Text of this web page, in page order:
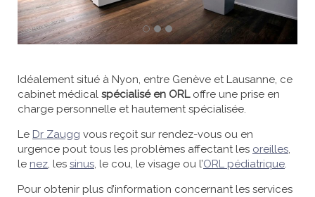
Idéalement situé à Nyon, entre Genève et Lausanne, ce
cabinet médical spécialisé en ORLoffre une prise en
charge personnelle et hautement spécialisée.
Le Dr Zaugg vous reçoit sur rendez-vous ou en
urgence pout tous les problèmes affectant les oreilles,
le nez, les sinus, le cou, le visage ou l’ORL pédiatrique.
Pour obtenir plus d’information concernant les services